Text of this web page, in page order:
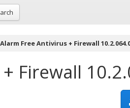
Free Antivirus + Firewall
Firewall